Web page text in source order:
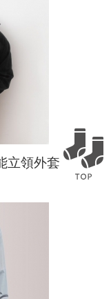
立領外套